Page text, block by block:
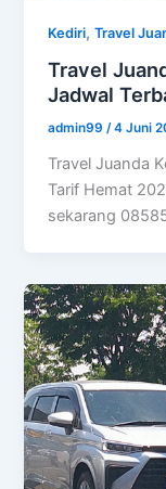
Kediri,Travel
Travel
Jadwal
admin99/4 Juni
Travel Juanda
Tarif Hemat
sekarang